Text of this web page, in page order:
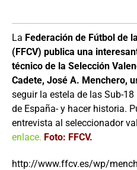
La Federación de Fútbol de
(FFCV) publica una
técnico de la Selección
Cadete, José A. Menchero, u
seguir la estela de las Sub-
de España- y hacer historia.
entrevista al seleccionador
enlace. Foto: FFCV.
http://www.ffcv.es/wp/